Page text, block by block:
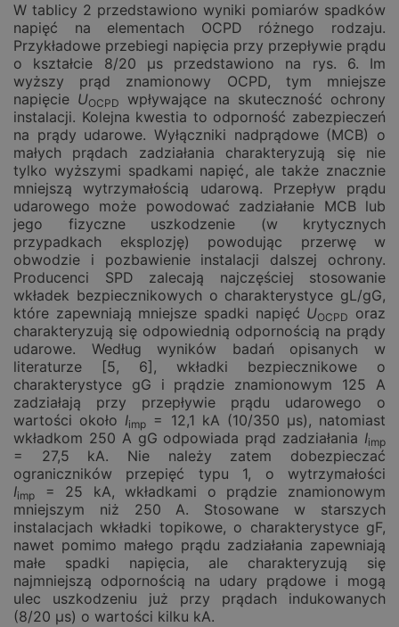
W tablicy 2 przedstawiono wyniki pomiarów spadków
napięć na elementach OCPD różnego rodzaju.
Przykładowe przebiegi napięcia przy przepływie prądu
o kształcie 8/20 µs przedstawiono na rys. 6. Im
wyższy prąd znamionowy OCPD, tym mniejsze
napięcie UOCPD
wpływające na skuteczność ochrony
instalacji. Kolejna kwestia to odporność zabezpieczeń
na prądy udarowe. Wyłączniki nadprądowe (MCB) o
małych prądach zadziałania charakteryzują się nie
tylko wyższymi spadkami napięć, ale także znacznie
mniejszą wytrzymałością udarową. Przepływ prądu
udarowego może powodować zadziałanie MCB lub
jego fizyczne uszkodzenie (w krytycznych
przypadkach eksplozję) powodując przerwę w
obwodzie i pozbawienie instalacji dalszej ochrony.
Producenci SPD zalecają najczęściej stosowanie
wkładek bezpiecznikowych o charakterystyce gL/gG,
które zapewniają mniejsze spadki napięć UOCPD
oraz
charakteryzują się odpowiednią odpornością na prądy
udarowe. Według wyników badań opisanych w
literaturze [5, 6], wkładki bezpiecznikowe o
charakterystyce gG i prądzie znamionowym 125 A
zadziałają przy przepływie prądu udarowego o
wartości okołoIimp = 12,1 kA (10/350 µs), natomiast
wkładkom 250 A gG odpowiada prąd zadziałania Iimp
= 27,5 kA. Nie należy zatem dobezpieczać
ograniczników przepięć typu 1, o wytrzymałości
Iimp
= 25 kA, wkładkami o prądzie znamionowym
mniejszym niż 250 A. Stosowane w starszych
instalacjach wkładki topikowe, o charakterystyce gF,
nawet pomimo małego prądu zadziałania zapewniają
małe spadki napięcia, ale charakteryzują się
najmniejszą odpornością na udary prądowe i mogą
ulec uszkodzeniu już przy prądach indukowanych
(8/20 µs) o wartości kilku kA.